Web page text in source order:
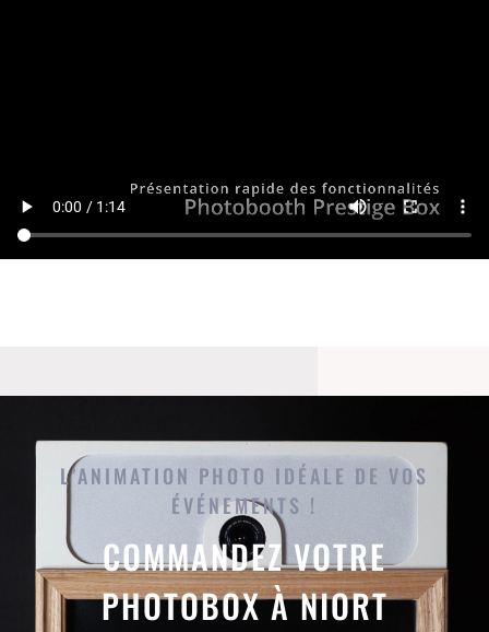
L’ANIMATION PHOTO IDÉALE DE VOS
ÉVÉNEMENTS !
COMMANDEZ VOTRE
PHOTOBOX À NIORT